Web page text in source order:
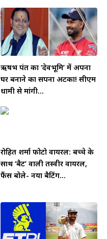
ऋषभ पंत का ‘देवभूमि’ में अपना
घर बनाने का सपना अटका! सीएम
धामी से मांगी...
रोहित शर्मा फोटो वायरल: बच्चे के
साथ ‘बैट’ वाली तस्वीर वायरल,
फैंस बोले- नया बैटिंग...